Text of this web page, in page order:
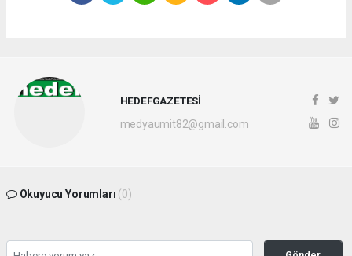
HEDEFGAZETESİ
medyaumit82@gmail.com
Okuyucu Yorumları (0)